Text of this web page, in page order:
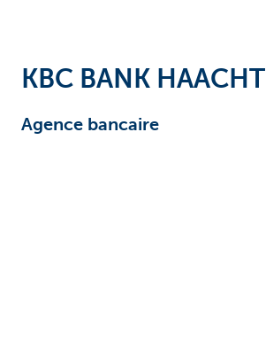
KBC BANK HAACHT
Agence bancaire